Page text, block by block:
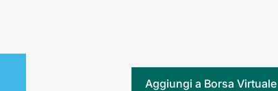
Aggiungi a Borsa Virtuale